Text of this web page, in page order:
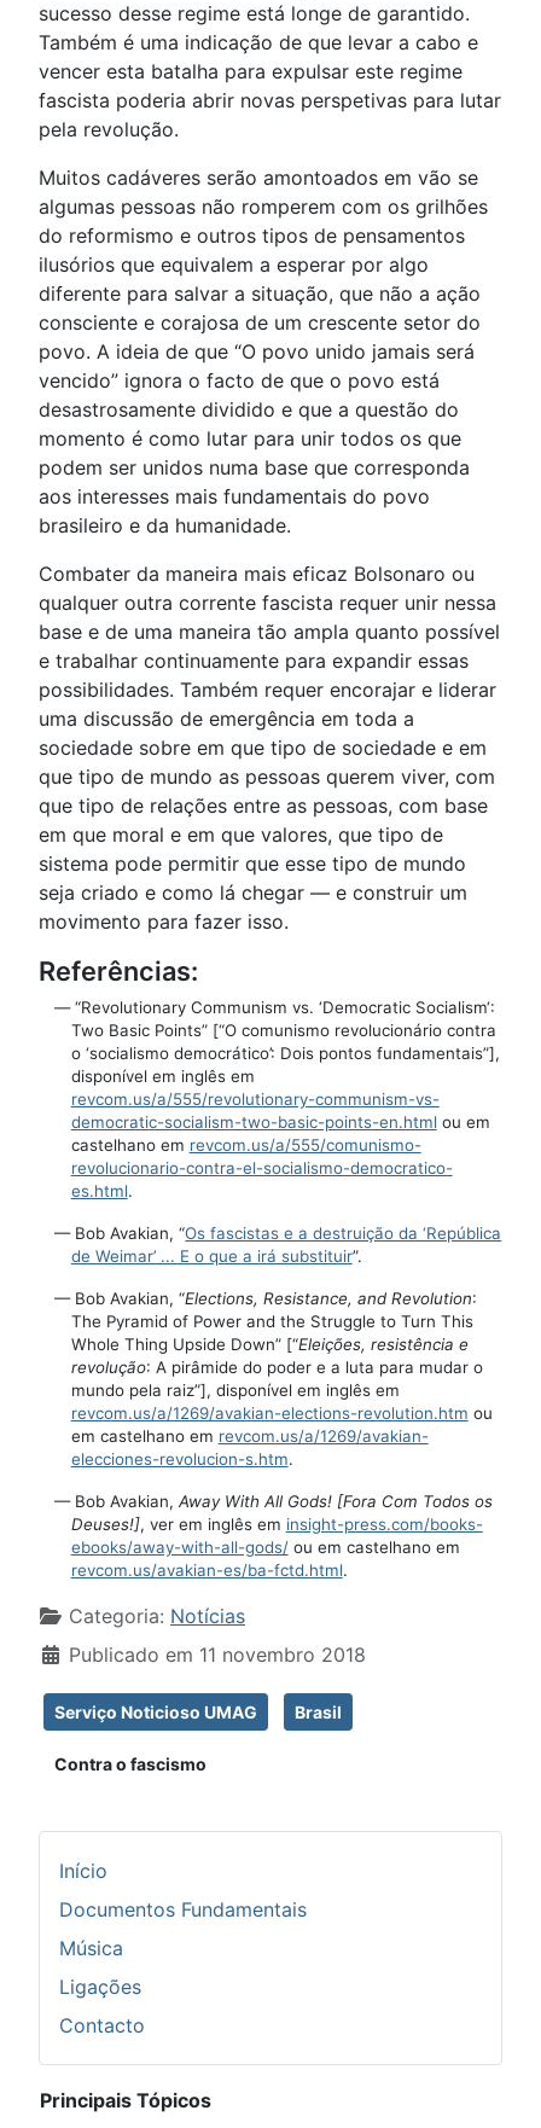
sucesso desse regime está longe de garantido.
Também é uma indicação de que levar a cabo e
vencer esta batalha para expulsar este regime
fascista poderia abrir novas perspetivas para lutar
pela revolução.
Muitos cadáveres serão amontoados em vão se
algumas pessoas não romperem com os grilhões
do reformismo e outros tipos de pensamentos
ilusórios que equivalem a esperar por algo
diferente para salvar a situação, que não a ação
consciente e corajosa de um crescente setor do
povo. A ideia de que “O povo unido jamais será
vencido” ignora o facto de que o povo está
desastrosamente dividido e que a questão do
momento é como lutar para unir todos os que
podem ser unidos numa base que corresponda
aos interesses mais fundamentais do povo
brasileiro e da humanidade.
Combater da maneira mais eficaz Bolsonaro ou
qualquer outra corrente fascista requer unir nessa
base e de uma maneira tão ampla quanto possível
e trabalhar continuamente para expandir essas
possibilidades. Também requer encorajar e liderar
uma discussão de emergência em toda a
sociedade sobre em que tipo de sociedade e em
que tipo de mundo as pessoas querem viver, com
que tipo de relações entre as pessoas, com base
em que moral e em que valores, que tipo de
sistema pode permitir que esse tipo de mundo
seja criado e como lá chegar — e construir um
movimento para fazer isso.
Referências:
— “Revolutionary Communism vs. ‘Democratic Socialism‘:
Two Basic Points” [“O comunismo revolucionário contra
o ‘socialismo democrático’: Dois pontos fundamentais”],
disponível em inglês em
revcom.us/a/555/revolutionary-communism-vs-
democratic-socialism-two-basic-points-en.htmlou em
castelhano em revcom.us/a/555/comunismo-
revolucionario-contra-el-socialismo-democratico-
es.html.
— Bob Avakian, “Os fascistas e a destruição da ‘República
de Weimar’ ... E o que a irá substituir”.
— Bob Avakian, “Elections, Resistance, and Revolution:
The Pyramid of Power and the Struggle to Turn This
Whole Thing Upside Down” [“Eleições, resistência e
revolução: A pirâmide do poder e a luta para mudar o
mundo pela raiz”], disponível em inglês em
revcom.us/a/1269/avakian-elections-revolution.htm ou
em castelhano em revcom.us/a/1269/avakian-
elecciones-revolucion-s.htm.
— Bob Avakian,Away With All Gods! [Fora Com Todos os
Deuses!], ver em inglês em insight-press.com/books-
ebooks/away-with-all-gods/ou em castelhano em
revcom.us/avakian-es/ba-fctd.html.
Detalhes
Categoria: Notícias
Publicado em 11 novembro 2018
Serviço Noticioso UMAG Brasil
Contra o fascismo
Início
Documentos Fundamentais
Música
Ligações
Contacto
Principais Tópicos